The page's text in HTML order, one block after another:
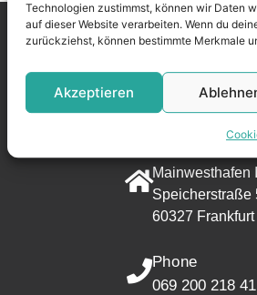
Technologien zustimmst, können wir Daten
auf dieser Website verarbeiten. Wenn du
zurückziehst, können bestimmte Merkmale
Akzeptieren
CONTACT
Mainwesthafen
Speicherstraße
60327 Frankfurt
Phone
069 200 218 41